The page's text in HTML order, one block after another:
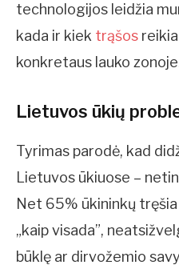
technologijos leidžia
kada ir kiek trąšos
konkretaus lauko
Lietuvos ūkių
Tyrimas parodė, kad
Lietuvos ūkiuose –
Net 65% ūkininkų
„kaip visada”,
būklę ar dirvožemio